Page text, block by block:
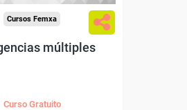
Cursos Femxa
múltiples
Curso Gratuito